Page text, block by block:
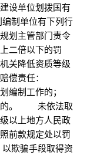
设单位划拨国有
制单位有下列行
划主管部门责令
二倍以下的罚
关降低资质等级
赔偿责任：
编制工作的；
的。 未依法取
以上地方人民政
前款规定处以罚
欺骗手段取得资